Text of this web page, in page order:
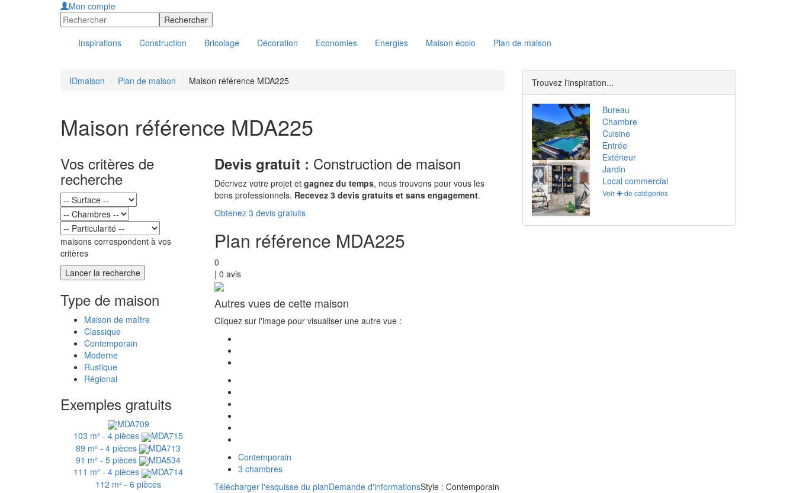
Mon compte
Inspirations Construction Bricolage Décoration Economies Energies Maison écolo Plan de maison
IDmaison Plan de maison Maison référence MDA225
Maison référence MDA225
Vos critères de
recherche
maisons correspondent à vos
critères
Type de maison
Maison de maître
Classique
Contemporain
Moderne
Rustique
Régional
Exemples gratuits
MDA709
103 m² - 4 pièces
MDA715
89 m² - 4 pièces
MDA713
91 m² - 5 pièces
MDA534
111 m² - 4 pièces
MDA714
112 m² - 6 pièces
Devis gratuit : Construction de maison
Décrivez votre projet et gagnez du temps, nous trouvons pour vous les
bons professionnels. Recevez 3 devis gratuits et sans engagement.
Obtenez 3 devis gratuits
Plan référence MDA225
0
| 0 avis
Autres vues de cette maison
Cliquez sur l'image pour visualiser une autre vue :
Contemporain
3 chambres
Télécharger l'esquisse du planDemande d'informationsStyle : Contemporain
Trouvez l'inspiration...
Bureau
Chambre
Cuisine
Entrée
Extérieur
Jardin
Local commercial
Voir ✚ de catégories